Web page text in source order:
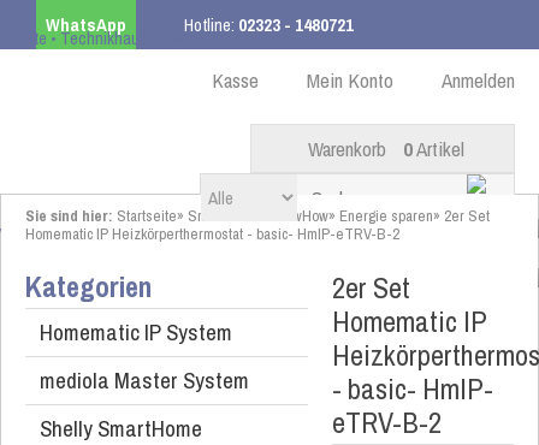
WhatsApp Hotline: 02323 - 1480721
ab 99,00 € innerhalb DE Anmelden
Mein Konto
Kasse
Warenkorb 0Artikel
Sie sind hier: Startseite» Smart-Home KnowHow» Energie sparen» 2er Set
Homematic IP Heizkörperthermostat - basic- HmIP-eTRV-B-2
Kategorien
Homematic IP System
mediola Master System
Shelly SmartHome
2er Set
Homematic IP
- basic- HmIP-
eTRV-B-2